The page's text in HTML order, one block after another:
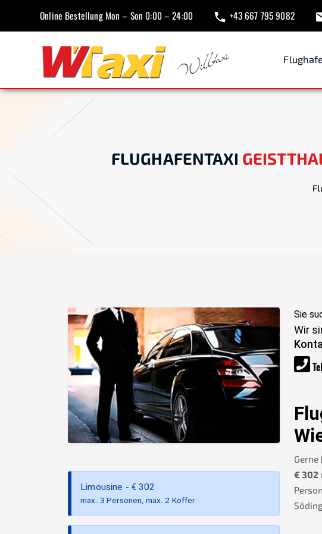
Online Bestellung Mon – Son 0:00 – 24:00 +43 667 795 9082
FLUGHAFENTAXI
Limousine - €302
max. 3 Personen, max. 2 Koffer
Sie
Wir
€302